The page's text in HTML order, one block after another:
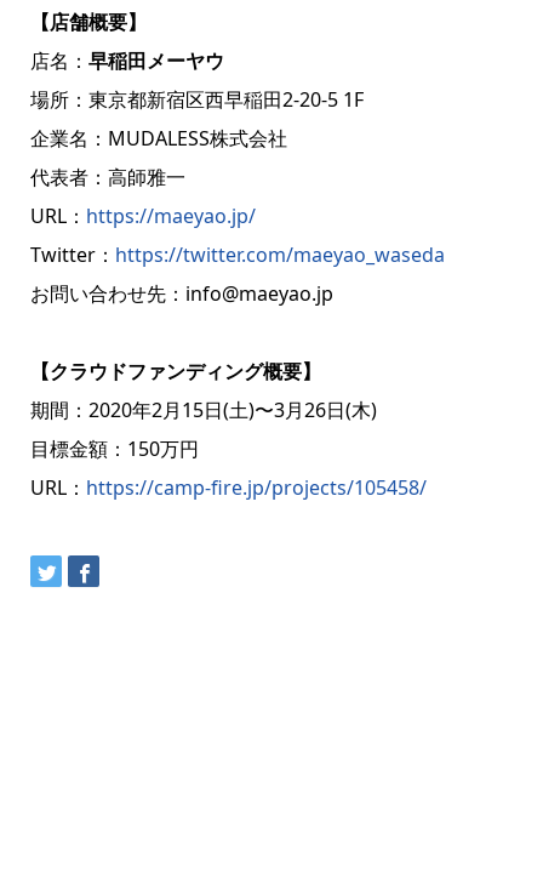
【店舗概要】
店名： 早稲田メーヤウ
場所：東京都新宿区西早稲田2-20-5 1F
企業名：MUDALESS株式会社
代表者：高師雅一
URL： https://maeyao.jp/
Twitter： https://twitter.com/maeyao_waseda
お問い合わせ先：info@maeyao.jp
【クラウドファンディング概要】
期間：2020年2月15日(土)〜3月26日(木)
目標金額：150万円
URL： https://camp-fire.jp/projects/105458/